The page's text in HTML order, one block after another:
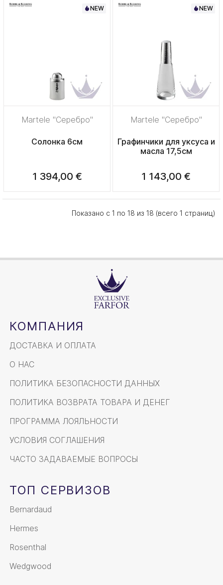
NEW
Martele "Серебро"
Солонка 6см
1 394,00 €
NEW
Martele "Серебро"
Графинчики для уксуса и
масла 17,5см
1 143,00 €
Показано с 1 по 18 из 18 (всего 1 страниц)
КОМПАНИЯ
ДОСТАВКА И ОПЛАТА
О НАС
ПОЛИТИКА БЕЗОПАСНОСТИ ДАННЫХ
ПОЛИТИКА ВОЗВРАТА ТОВАРА И ДЕНЕГ
ПРОГРАММА ЛОЯЛЬНОСТИ
УСЛОВИЯ СОГЛАШЕНИЯ
ЧАСТО ЗАДАВАЕМЫЕ ВОПРОСЫ
ТОП СЕРВИЗОВ
Bernardaud
Hermes
Rosenthal
Wedgwood